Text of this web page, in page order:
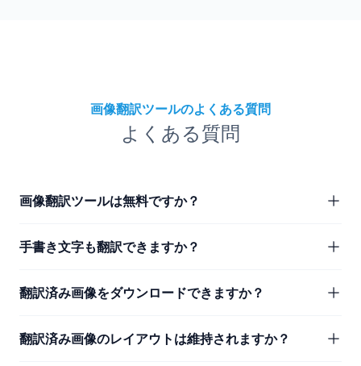
画像翻訳ツールのよくある質問
よくある質問
画像翻訳ツールは無料ですか？
手書き文字も翻訳できますか？
翻訳済み画像をダウンロードできますか？
翻訳済み画像のレイアウトは維持されますか？